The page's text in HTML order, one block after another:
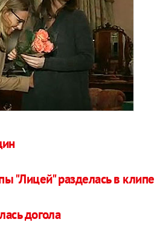
"Лицей" разделась в клипе
догола